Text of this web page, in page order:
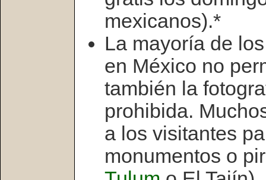
mexicanos).*
La mayoría de
en México no
también la
prohibida.
a los visitantes
monumentos o